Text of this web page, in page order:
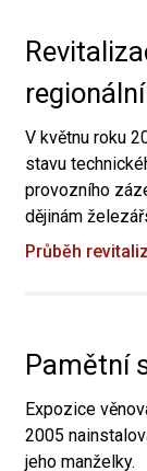
V květnu roku
stavu
provozního
dějinám
Průběh
Pamětní
Expozice
2005
jeho manželky.